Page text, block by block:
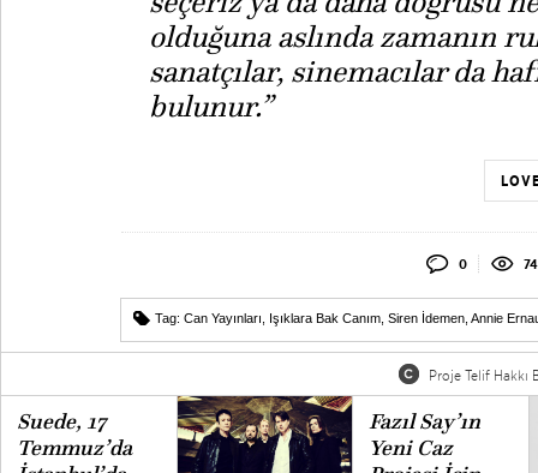
olduğuna aslında zamanın
sanatçılar, sinemacılar da
bulunur.”
0
Tag: Can Yayınları Işıklara Bak Canım Siren İdemen Annie
Proje Telif Hakkı
Suede, 17
Temmuz’da
Fazıl Say’ın
Yeni Caz